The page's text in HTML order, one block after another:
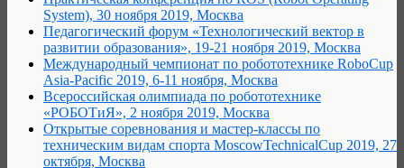
System), 30 ноября 2019, Москва
Педагогический форум «Технологический вектор в
развитии образования», 19-21 ноября 2019, Москва
Международный чемпионат по робототехнике RoboCup
Asia-Pacific 2019, 6-11 ноября, Москва
Всероссийская олимпиада по робототехнике
«РОБОТиЯ», 2 ноября 2019, Москва
Открытые соревнования и мастер-классы по
техническим видам спорта MoscowTechnicalCup 2019, 27
октября, Москва